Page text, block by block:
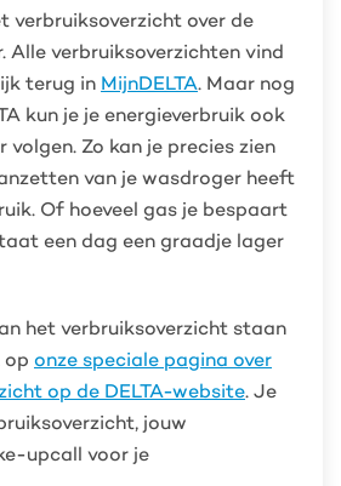
verbruiksoverzicht over de
Alle verbruiksoverzichten vind
terug in MijnDELTA. Maar nog
kun je je energieverbruik ook
volgen. Zo kan je precies zien
van je wasdroger heeft
Of hoeveel gas je bespaart
een dag een graadje lager
het verbruiksoverzicht staan
op onze speciale pagina over
op de DELTA-website. Je
jouw
upcall voor je